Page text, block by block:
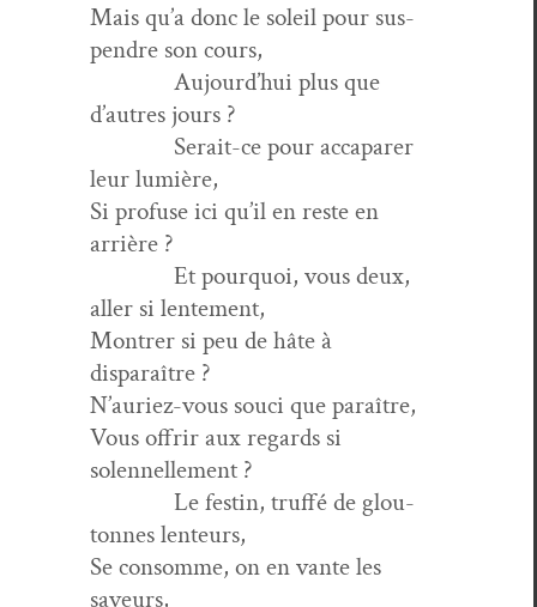
Mais qu’a donc le soleil pour sus­
pendre son cours,
Aujourd’hui plus que
d’autres jours ?
Serait-ce pour acca­parer
leur lumière,
Si pro­fuse ici qu’il en reste en
arrière ?
Et pourquoi, vous deux,
aller si lentement,
Mon­tr­er si peu de hâte à
disparaître ?
N’auriez-vous souci que paraître,
Vous offrir aux regards si
solennellement ?
Le fes­tin, truf­fé de glou­
tonnes lenteurs,
Se con­somme, on en vante les
saveurs,